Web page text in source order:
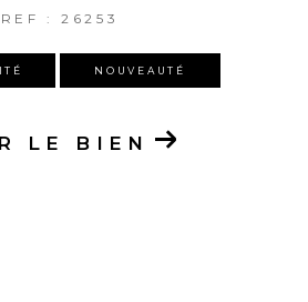
REF : 26253
NOUVEAUTÉ
LE BIEN